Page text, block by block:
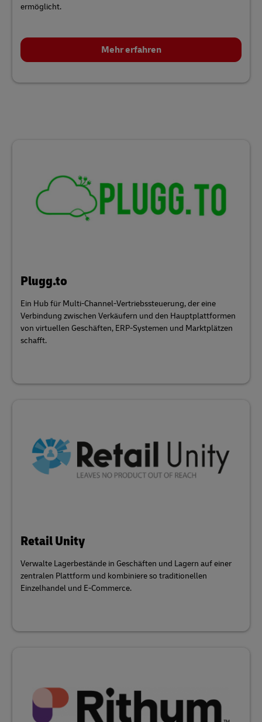
ermöglicht.
Mehr erfahren
Plugg.to
Ein Hub für Multi-Channel-Vertriebssteuerung, der eine
Verbindung zwischen Verkäufern und den Hauptplattformen
von virtuellen Geschäften, ERP-Systemen und Marktplätzen
schafft.
Retail Unity
Verwalte Lagerbestände in Geschäften und Lagern auf einer
zentralen Plattform und kombiniere so traditionellen
Einzelhandel und E-Commerce.